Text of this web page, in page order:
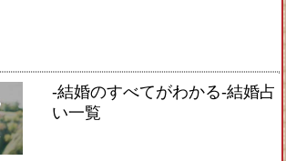
-結婚のすべてがわかる-結婚占
い一覧